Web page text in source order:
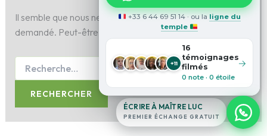
Il semble que nous ne pouvons pas trouver le contenu
demandé. Peut-être qu’une recherche peut vous aider.
+33 6 44 69 51 14 · ou la ligne du
temple
+11
16
témoignages
filmés
0 note · 0 étoile
→
ÉCRIRE À MAÎTRE LUC
PREMIER ÉCHANGE GRATUIT